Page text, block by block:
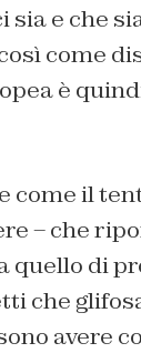
sia e che
come
è
come il
– che
quello di
che
avere